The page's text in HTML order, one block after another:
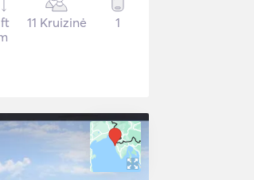
11 Kruizinė 1